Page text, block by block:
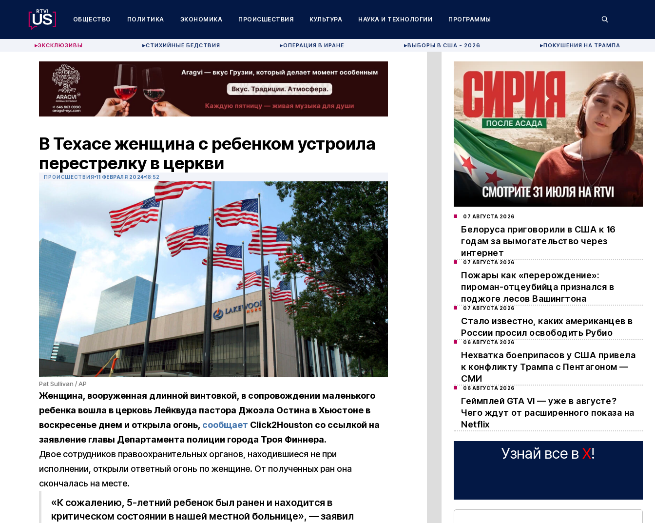
ОБЩЕСТВО ПОЛИТИКА ЭКОНОМИКА ПРОИСШЕСТВИЯ КУЛЬТУРА НАУКА И ТЕХНОЛОГИИ ПРОГРАММЫ
▶ЭКСКЛЮЗИВЫ ▶СТИХИЙНЫЕ БЕДСТВИЯ ▶ОПЕРАЦИЯ В ИРАНЕ ▶ВЫБОРЫ В США - 2026 ▶ПОКУШЕНИЯ НА ТРАМПА
В Техасе женщина с ребенком устроила
перестрелку в церкви
ПРОИСШЕСТВИЯ 11 ФЕВРАЛЯ 2024 18:52
Pat Sullivan / AP
Женщина, вооруженная длинной винтовкой, в сопровождении маленького
ребенка вошла в церковь Лейквуда пастора Джоэла Остина в Хьюстоне в
воскресенье днем и открыла огонь, сообщает Click2Houston со ссылкой на
заявление главы Департамента полиции города Троя Финнера.
Двое сотрудников правоохранительных органов, находившиеся не при
исполнении, открыли ответный огонь по женщине. От полученных ран она
скончалась на месте.
«К сожалению, 5-летний ребенок был ранен и находится в
критическом состоянии в нашей местной больнице», — заявил
07 АВГУСТА 2026
Белоруса приговорили в США к 16
годам за вымогательство через
интернет
07 АВГУСТА 2026
Пожары как «перерождение»:
пироман-отцеубийца признался в
поджоге лесов Вашингтона
07 АВГУСТА 2026
Стало известно, каких американцев в
России просил освободить Рубио
06 АВГУСТА 2026
Нехватка боеприпасов у США привела
к конфликту Трампа с Пентагоном —
СМИ
06 АВГУСТА 2026
Геймплей GTA VI — уже в августе?
Чего ждут от расширенного показа на
Netflix
Узнай все в X!